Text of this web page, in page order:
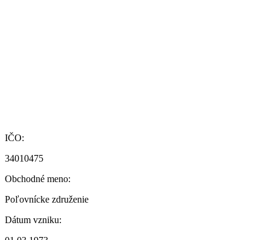
IČO:
34010475
Obchodné meno:
Poľovnícke združenie
Dátum vzniku: